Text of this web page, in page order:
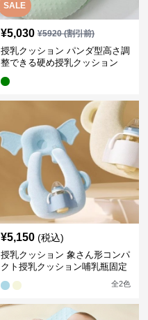
SALE
¥5,030 ¥5920(割引前)
授乳クッション パンダ型高さ調
整できる硬め授乳クッション
¥5,150 (税込)
授乳クッション 象さん形コンパ
クト授乳クッション哺乳瓶固定
全2色